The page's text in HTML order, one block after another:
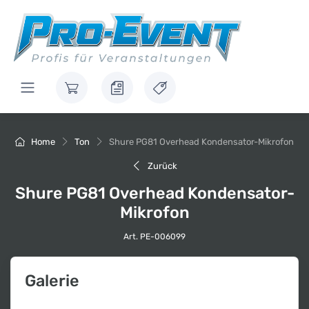
Home Ton Shure PG81 Overhead Kondensator-Mikrofon
Zurück
Shure PG81 Overhead Kondensator-
Mikrofon
Art. PE-006099
Galerie